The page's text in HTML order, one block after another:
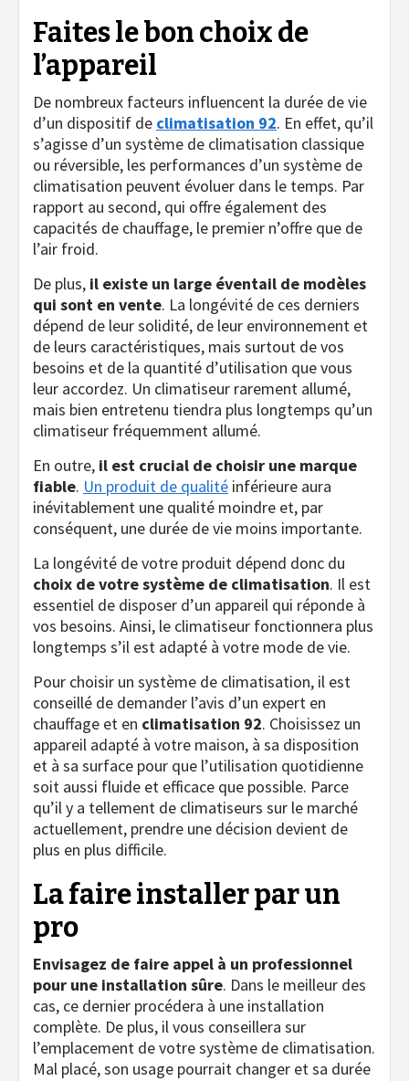
Faites le bon choix de
l’appareil
De nombreux facteurs influencent la durée de vie
d’un dispositif de climatisation 92. En effet, qu’il
s’agisse d’un système de climatisation classique
ou réversible, les performances d’un système de
climatisation peuvent évoluer dans le temps. Par
rapport au second, qui offre également des
capacités de chauffage, le premier n’offre que de
l’air froid.
De plus, il existe un large éventail de modèles
qui sont en vente. La longévité de ces derniers
dépend de leur solidité, de leur environnement et
de leurs caractéristiques, mais surtout de vos
besoins et de la quantité d’utilisation que vous
leur accordez. Un climatiseur rarement allumé,
mais bien entretenu tiendra plus longtemps qu’un
climatiseur fréquemment allumé.
En outre, il est crucial de choisir une marque
fiable. Un produit de qualité inférieure aura
inévitablement une qualité moindre et, par
conséquent, une durée de vie moins importante.
La longévité de votre produit dépend donc du
choix de votre système de climatisation. Il est
essentiel de disposer d’un appareil qui réponde à
vos besoins. Ainsi, le climatiseur fonctionnera plus
longtemps s’il est adapté à votre mode de vie.
Pour choisir un système de climatisation, il est
conseillé de demander l’avis d’un expert en
chauffage et en climatisation 92. Choisissez un
appareil adapté à votre maison, à sa disposition
et à sa surface pour que l’utilisation quotidienne
soit aussi fluide et efficace que possible. Parce
qu’il y a tellement de climatiseurs sur le marché
actuellement, prendre une décision devient de
plus en plus difficile.
La faire installer par un
pro
Envisagez de faire appel à un professionnel
pour une installation sûre. Dans le meilleur des
cas, ce dernier procédera à une installation
complète. De plus, il vous conseillera sur
l’emplacement de votre système de climatisation.
Mal placé, son usage pourrait changer et sa durée